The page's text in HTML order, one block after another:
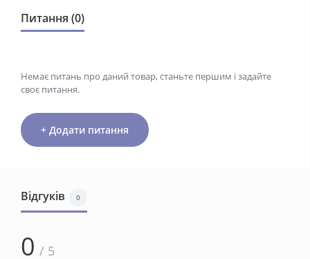
Питання (0)
Немає питань про даний товар, станьте першим і задайте
своє питання.
+ Додати питання
Відгуків 0
0 / 5